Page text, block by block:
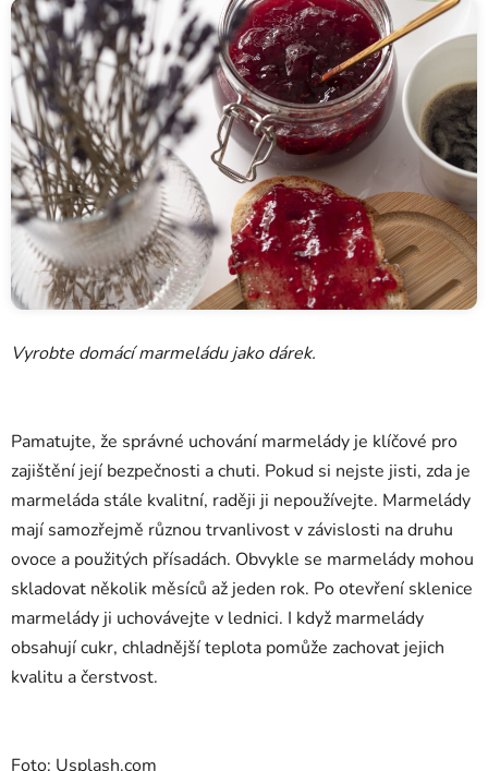
Vyrobte domácí marmeládu jako dárek.
Pamatujte, že správné uchování marmelády je klíčové pro
zajištění její bezpečnosti a chuti. Pokud si nejste jisti, zda je
marmeláda stále kvalitní, raději ji nepoužívejte. Marmelády
mají samozřejmě různou trvanlivost v závislosti na druhu
ovoce a použitých přísadách. Obvykle se marmelády mohou
skladovat několik měsíců až jeden rok. Po otevření sklenice
marmelády ji uchovávejte v lednici. I když marmelády
obsahují cukr, chladnější teplota pomůže zachovat jejich
kvalitu a čerstvost.
Foto: Usplash.com